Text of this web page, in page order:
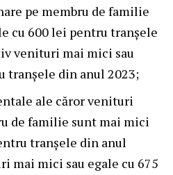
pe membru de familie
cu 600 lei pentru tranșele
venituri mai mici sau
tranșele din anul 2023;
ale căror venituri
de familie sunt mai mici
tranșele din anul
mai mici sau egale cu 675